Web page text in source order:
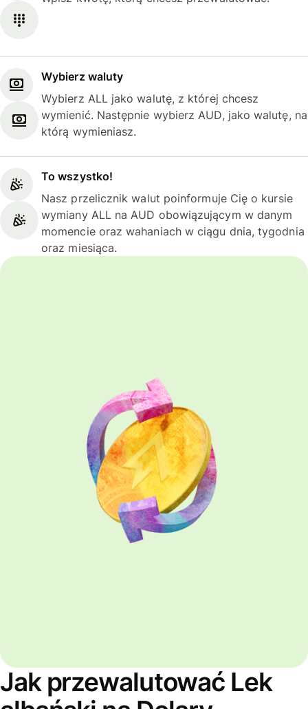
Wybierz waluty
Wybierz ALL jako walutę, z której chcesz
wymienić. Następnie wybierz AUD, jako walutę, na
którą wymieniasz.
To wszystko!
Nasz przelicznik walut poinformuje Cię o kursie
wymiany ALL na AUD obowiązującym w danym
momencie oraz wahaniach w ciągu dnia, tygodnia
oraz miesiąca.
Jak przewalutować Lek